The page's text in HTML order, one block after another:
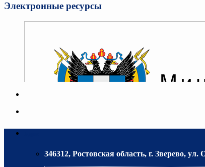
Электронные ресурсы
346312, Ростовская область, г. Зверево, ул.